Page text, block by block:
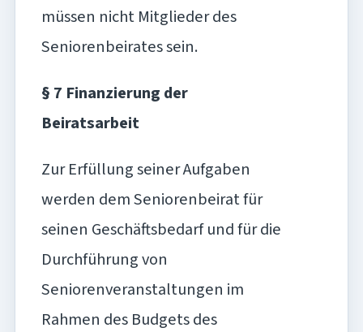
müssen nicht Mitglieder des
Seniorenbeirates sein.
§ 7 Finanzierung der
Beiratsarbeit
Zur Erfüllung seiner Aufgaben
werden dem Seniorenbeirat für
seinen Geschäftsbedarf und für die
Durchführung von
Seniorenveranstaltungen im
Rahmen des Budgets des